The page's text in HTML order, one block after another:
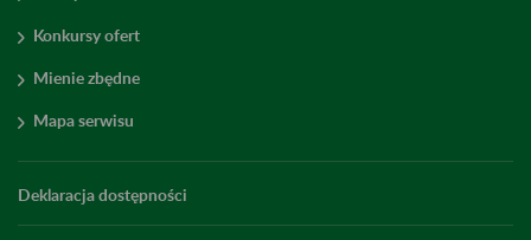
Konkursy ofert
Mienie zbędne
Mapa serwisu
Deklaracja dostępności